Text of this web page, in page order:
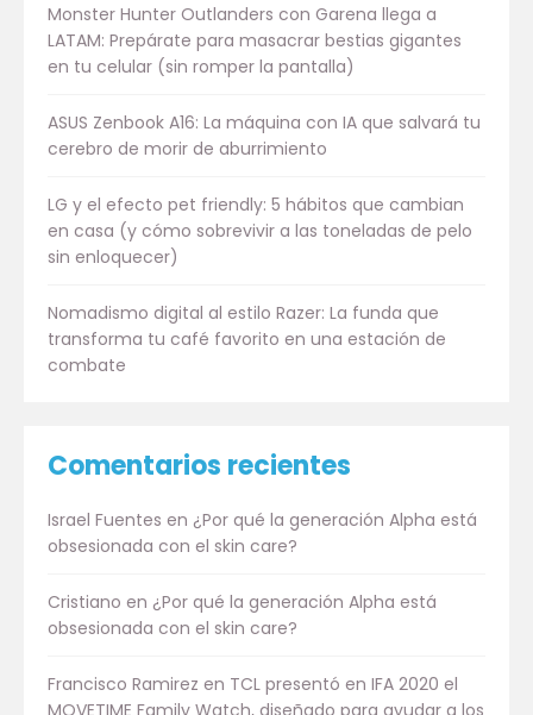
Monster Hunter Outlanders con Garena llega a
LATAM: Prepárate para masacrar bestias gigantes
en tu celular (sin romper la pantalla)
ASUS Zenbook A16: La máquina con IA que salvará tu
cerebro de morir de aburrimiento
LG y el efecto pet friendly: 5 hábitos que cambian
en casa (y cómo sobrevivir a las toneladas de pelo
sin enloquecer)
Nomadismo digital al estilo Razer: La funda que
transforma tu café favorito en una estación de
combate
Comentarios recientes
Israel Fuentes en ¿Por qué la generación Alpha está
obsesionada con el skin care?
Cristiano en ¿Por qué la generación Alpha está
obsesionada con el skin care?
Francisco Ramirez en TCL presentó en IFA 2020 el
MOVETIME Family Watch, diseñado para ayudar a los